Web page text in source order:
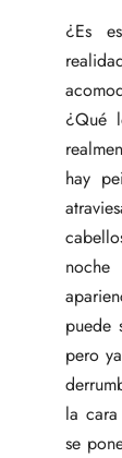
¿Es
¿Qué
hay
puede
pero
la
se